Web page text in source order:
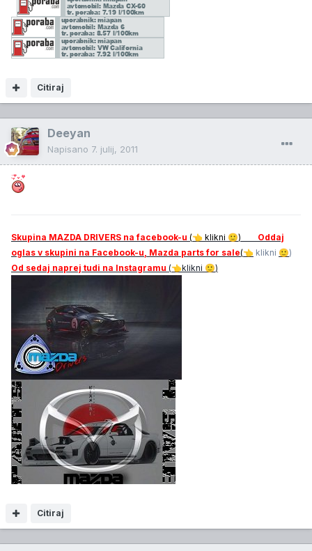
Citiraj
Deeyan
Napisano 7. julij, 2011
Citiraj
Skupina MAZDA DRIVERS na facebook-u (👈 klikni 🙂)
Oddaj
oglas v skupini na Facebook-u, Mazda parts for sale(👈 klikni 🙂)
Od sedaj naprej tudi na Instagramu (👈klikni 🙂)